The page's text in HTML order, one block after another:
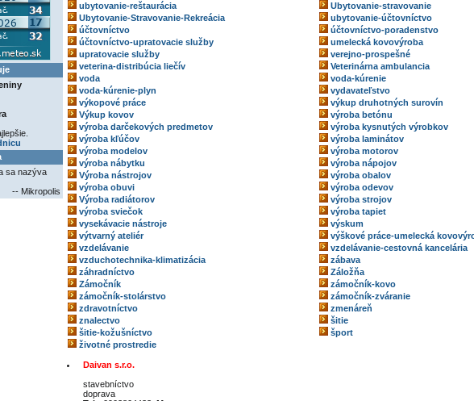
sa nazýva
-- Mikropolis
ubytovanie-reštaurácia
Ubytovanie-stravovanie
Ubytovanie-Stravovanie-Rekreácia
ubytovanie-účtovníctvo
účtovníctvo
účtovníctvo-poradenstvo
účtovníctvo-upratovacie služby
umelecká kovovýroba
upratovacie služby
verejno-prospešné
veterina-distribúcia liečív
Veterinárna ambulancia
voda
voda-kúrenie
voda-kúrenie-plyn
vydavateľstvo
výkopové práce
výkup druhotných surovín
Výkup kovov
výroba betónu
výroba darčekových predmetov
výroba kysnutých výrobkov
výroba kľúčov
výroba laminátov
výroba modelov
výroba motorov
výroba nábytku
výroba nápojov
Výroba nástrojov
výroba obalov
výroba obuvi
výroba odevov
Výroba radiátorov
výroba strojov
výroba sviečok
výroba tapiet
vysekávacie nástroje
výskum
výtvarný ateliér
výškové práce-umelecká
vzdelávanie
vzdelávanie-cestovná kancelária
vzduchotechnika-klimatizácia
zábava
záhradníctvo
Záložňa
Zámočník
zámočník-kovo
zámočník-stolárstvo
zámočník-zváranie
zdravotníctvo
zmenáreň
znalectvo
šitie
šitie-kožušníctvo
šport
životné prostredie
Daivan s.r.o.
stavebníctvo
doprava